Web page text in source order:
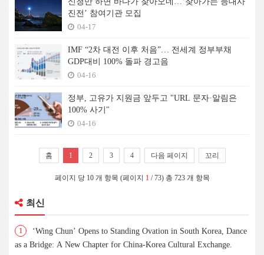
진전’ 참여기관 모집
04-17
IMF “2차 대전 이후 처음”… 전세계 정부부채
GDP대비 100% 돌파 경고음
04-16
정부, 고유가 지원금 앞두고 "URL 문자·알림은
100% 사기"
04-16
홈 1 2 3 4 다음 페이지 꼬리
페이지 당 10 개 항목 (페이지 1/ 73) 총 723 개 항목
최신
1
‘Wing Chun’ Opens to Standing Ovation in South Korea, Dance
as a Bridge: A New Chapter for China-Korea Cultural Exchange.